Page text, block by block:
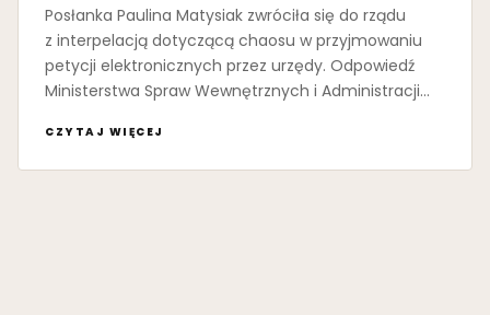
Posłanka Paulina Matysiak zwróciła się do rządu
z interpelacją dotyczącą chaosu w przyjmowaniu
petycji elektronicznych przez urzędy. Odpowiedź
Ministerstwa Spraw Wewnętrznych i Administracji…
CZYTAJ WIĘCEJ